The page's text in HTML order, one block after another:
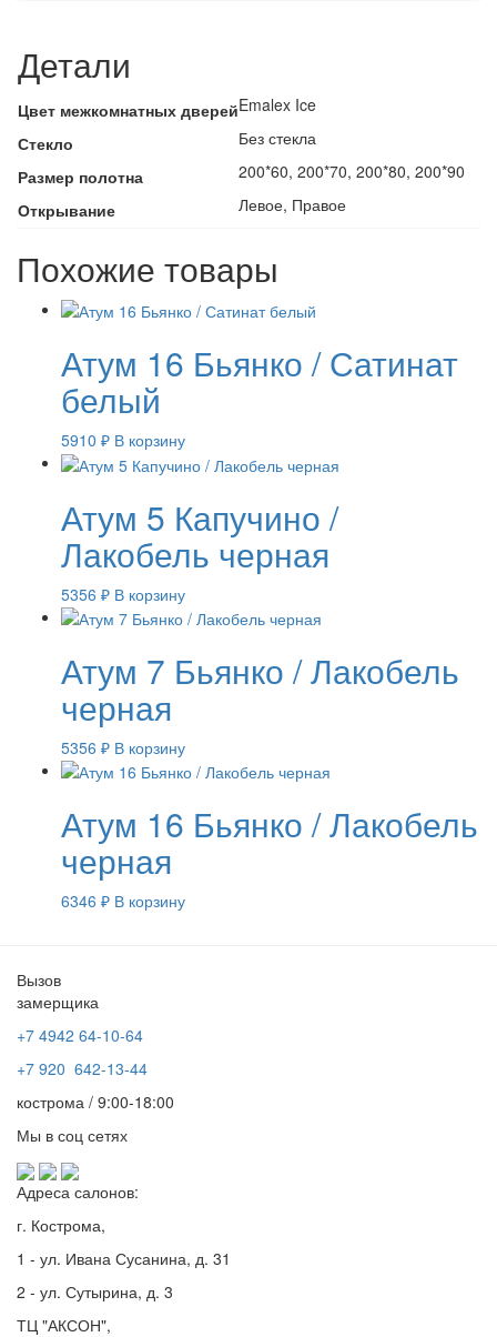
Детали
Цвет межкомнатных дверейEmalex Ice
Стекло
Без стекла
Размер полотна
200*60, 200*70, 200*80, 200*90
Открывание
Левое, Правое
Похожие товары
Атум 16 Бьянко / Сатинат
белый
5910 ₽ В корзину
Атум 5 Капучино /
Лакобель черная
5356 ₽ В корзину
Атум 7 Бьянко / Лакобель
черная
5356 ₽ В корзину
Атум 16 Бьянко / Лакобель
черная
6346 ₽ В корзину
Вызов
замерщика
+7 4942 64-10-64
+7 920 642-13-44
кострома / 9:00-18:00
Мы в соц сетях
Адреса салонов:
г. Кострома,
1 - ул. Ивана Сусанина, д. 31
2 - ул. Сутырина, д. 3
ТЦ "АКСОН",